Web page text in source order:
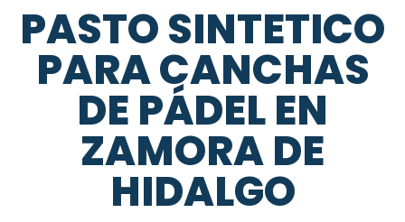
PASTO SINTETICO
PARA CANCHAS
DE PÁDEL EN
ZAMORA DE
HIDALGO